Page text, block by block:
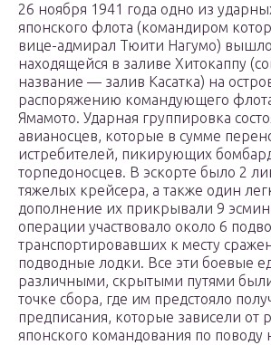
26 ноября 1941 года одно из
японского флота (командиром
вице-адмирал Тюити Нагумо)
находящейся в заливе Хитокаппу
название — залив Касатка) на
распоряжению командующего
Ямамото. Ударная группировка
авианосцев, которые в сумме
истребителей, пикирующих
торпедоносцев. В эскорте было 2
тяжелых крейсера, а также один
дополнение их прикрывали 9
операции участвовало около 6
транспортировавших к месту
подводные лодки. Все эти боевые
различными, скрытыми путями
точке сбора, где им предстояло
предписания, которые зависели от
японского командования по поводу